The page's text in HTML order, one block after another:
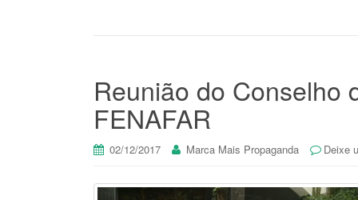
Reunião do Conselho
FENAFAR
02/12/2017 Marca Mais Propaganda Deixe